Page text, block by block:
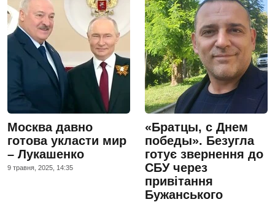
Москва давно
готова укласти мир
– Лукашенко
9 травня, 2025, 14:35
«Братцы, с Днем
победы». Безугла
готує звернення до
СБУ через
привітання
Бужанського